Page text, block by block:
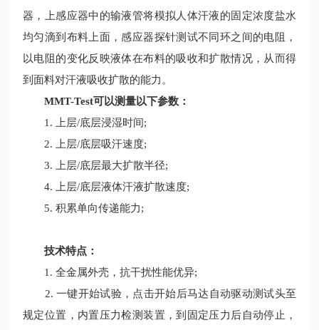
器，上感应器中的输液管将模拟人体汗液的固定浓度盐水
均匀滴到布料上面，感应器探针测试不同环之间的电阻，
以电阻的变化反映液体在布料的吸收和扩散情况，从而得
到面料对汗液吸收扩散的能力。
MMT-Test可以测量以下参数：
1. 上层/底层浸湿时间;
2. 上层/底层吸汗速度;
3. 上层/底层最大扩散半径;
4. 上层/底层液体汗液扩散速度;
5. 积累单向传递能力;
技术特点：
1. 全金属外壳，抗干扰性能优异;
2. 一键开始试验，点击开始后马达自动驱动测试头至
规定位置，内置压力检测装置，到固定压力后自动停止，